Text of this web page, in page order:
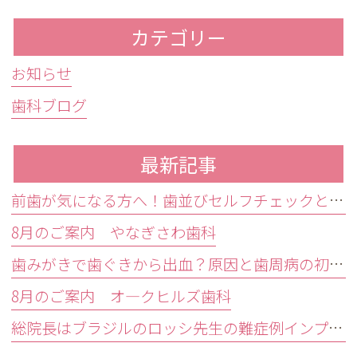
カテゴリー
お知らせ
歯科ブログ
最新記事
前歯が気になる方へ！歯並びセルフチェックと治療が必要な目安
8月のご案内 やなぎさわ歯科
歯みがきで歯ぐきから出血？原因と歯周病の初期症状・受診目安を解説
8月のご案内 オ―クヒルズ歯科
総院長はブラジルのロッシ先生の難症例インプラントオペ研修会に参加しました。